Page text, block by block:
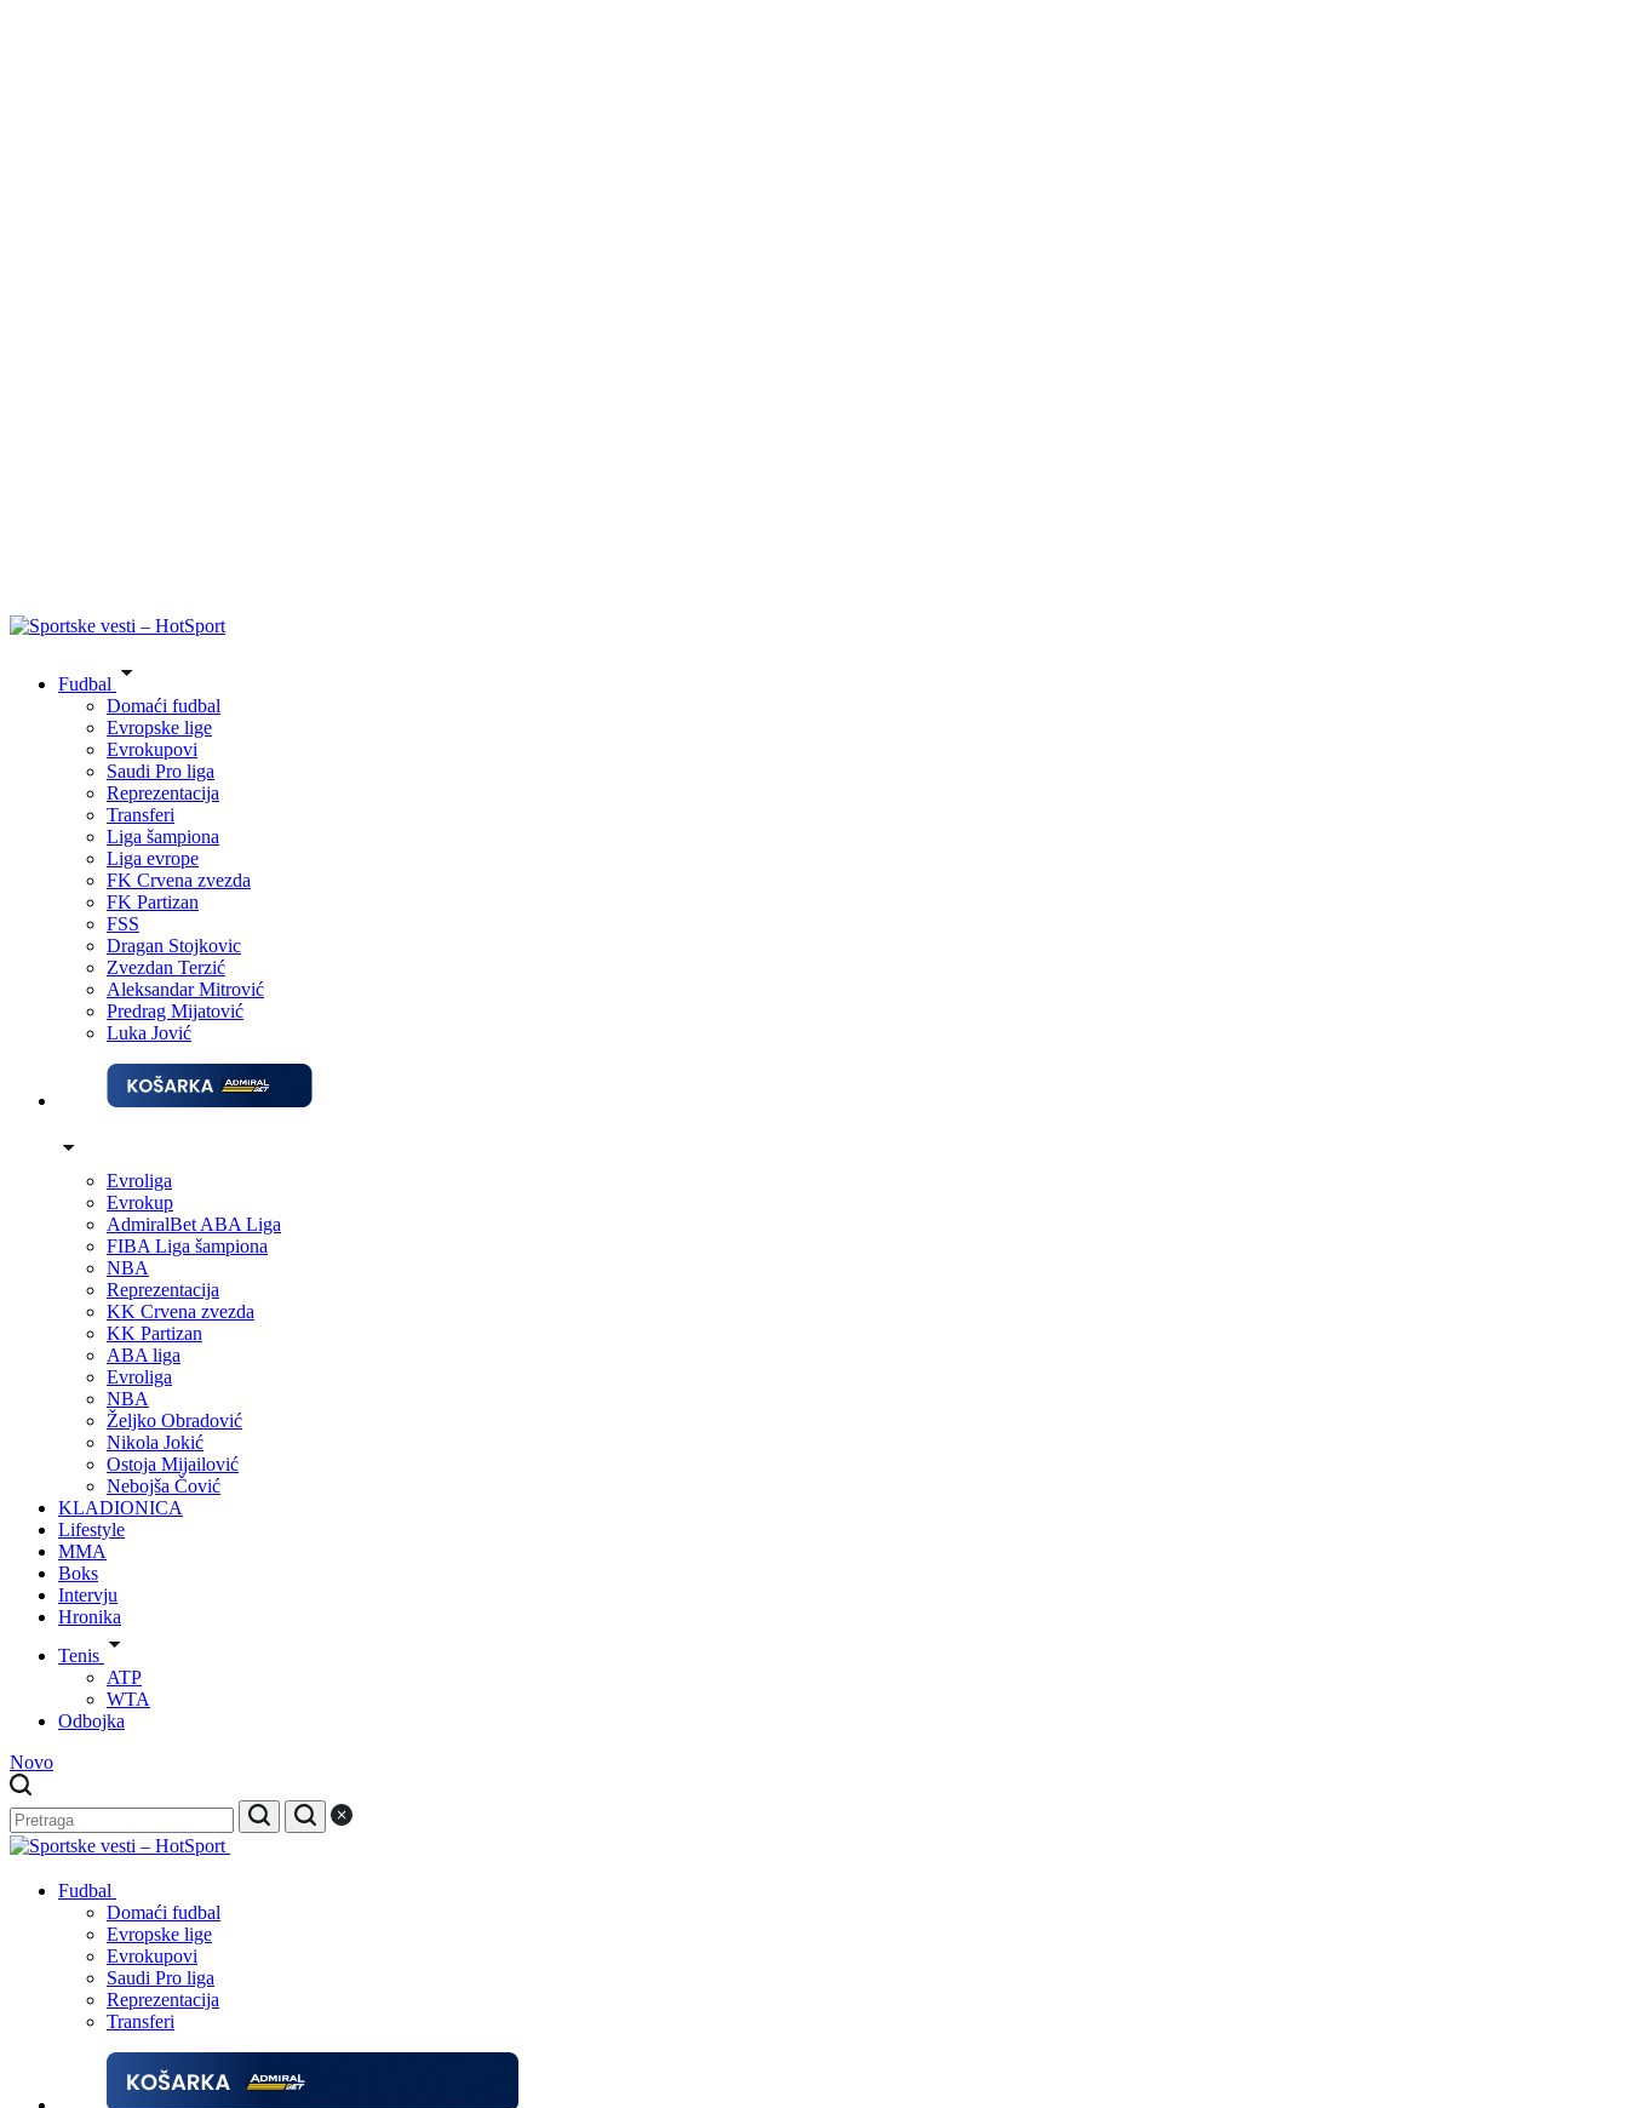
Fudbal
Domaći fudbal
Evropske lige
Evrokupovi
Saudi Pro liga
Reprezentacija
Transferi
Liga šampiona
Liga evrope
FK Crvena zvezda
FK Partizan
FSS
Dragan Stojkovic
Zvezdan Terzić
Aleksandar Mitrović
Predrag Mijatović
Luka Jović
Evroliga
Evrokup
AdmiralBet ABA Liga
FIBA Liga šampiona
NBA
Reprezentacija
KK Crvena zvezda
KK Partizan
ABA liga
Evroliga
NBA
Željko Obradović
Nikola Jokić
Ostoja Mijailović
Nebojša Čović
KLADIONICA
Lifestyle
MMA
Boks
Intervju
Hronika
Tenis
ATP
WTA
Odbojka
Novo
Fudbal
Domaći fudbal
Evropske lige
Evrokupovi
Saudi Pro liga
Reprezentacija
Transferi